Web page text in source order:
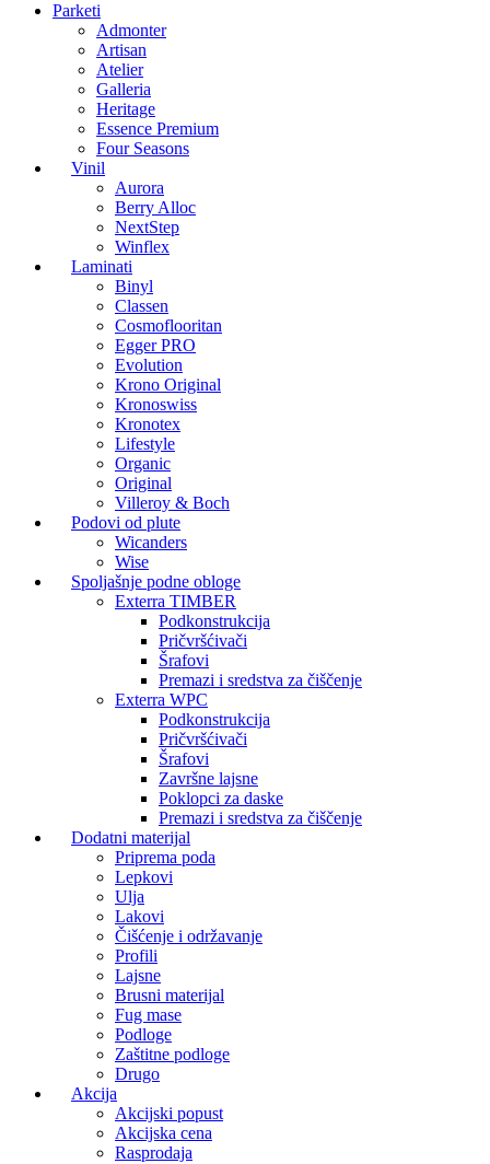
Parketi
Admonter
Artisan
Atelier
Galleria
Heritage
Essence Premium
Four Seasons
Vinil
Aurora
Berry Alloc
NextStep
Winflex
Laminati
Binyl
Classen
Cosmoflooritan
Egger PRO
Evolution
Krono Original
Kronoswiss
Kronotex
Lifestyle
Organic
Original
Villeroy & Boch
Podovi od plute
Wicanders
Wise
Spoljašnje podne obloge
Exterra TIMBER
Podkonstrukcija
Pričvršćivači
Šrafovi
Premazi i sredstva za čiščenje
Exterra WPC
Podkonstrukcija
Pričvršćivači
Šrafovi
Završne lajsne
Poklopci za daske
Premazi i sredstva za čiščenje
Dodatni materijal
Priprema poda
Lepkovi
Ulja
Lakovi
Čišćenje i održavanje
Profili
Lajsne
Brusni materijal
Fug mase
Podloge
Zaštitne podloge
Drugo
Akcija
Akcijski popust
Akcijska cena
Rasprodaja